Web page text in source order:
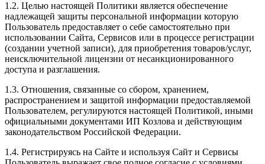
1.2. Целью настоящей Политики является обеспечение
надлежащей защиты персональной информации которую
Пользователь предоставляет о себе самостоятельно при
использовании Сайта, Сервисов или в процессе регистрации
(создании учетной записи), для приобретения товаров/услуг,
неисключительной лицензии от несанкционированного
доступа и разглашения.
1.3. Отношения, связанные со сбором, хранением,
распространением и защитой информации предоставляемой
Пользователем, регулируются настоящей Политикой, иными
официальными документами ИП Козловa и действующим
законодательством Российской Федерации.
1.4. Регистрируясь на Сайте и используя Сайт и Сервисы